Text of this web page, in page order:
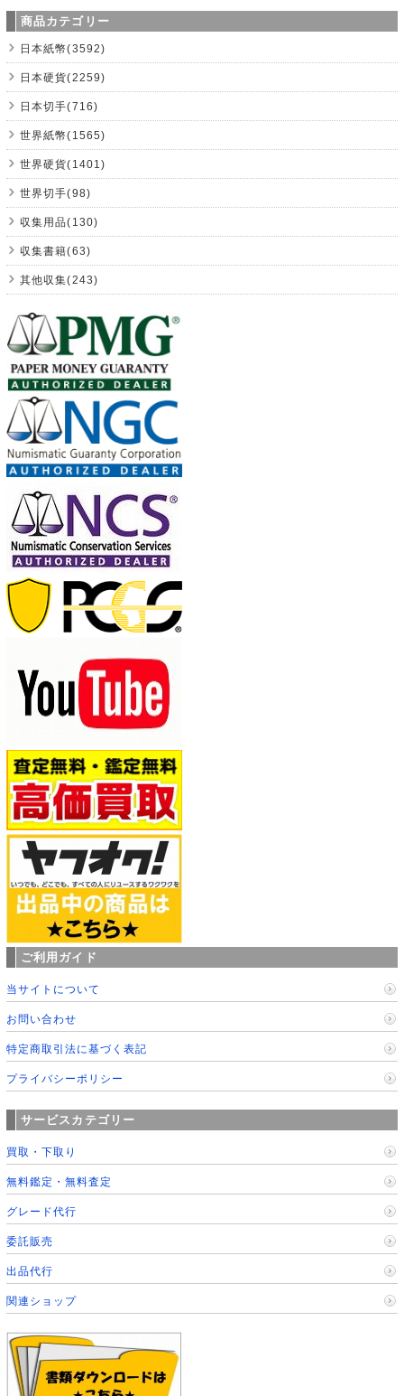
商品カテゴリー
日本紙幣(3592)
日本硬貨(2259)
日本切手(716)
世界紙幣(1565)
世界硬貨(1401)
世界切手(98)
収集用品(130)
収集書籍(63)
其他収集(243)
ご利用ガイド
当サイトについて
お問い合わせ
特定商取引法に基づく表記
プライバシーポリシー
サービスカテゴリー
買取・下取り
無料鑑定・無料査定
グレード代行
委託販売
出品代行
関連ショップ